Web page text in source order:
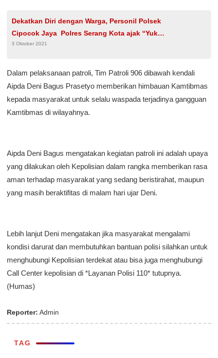
Dekatkan Diri dengan Warga, Personil Polsek
Cipocok Jaya Polres Serang Kota ajak “Yuk
Ngopi Wae”
3 Oktober 2021
Dalam pelaksanaan patroli, Tim Patroli 906 dibawah kendali
Aipda Deni Bagus Prasetyo memberikan himbauan Kamtibmas
kepada masyarakat untuk selalu waspada terjadinya gangguan
Kamtibmas di wilayahnya.
Aipda Deni Bagus mengatakan kegiatan patroli ini adalah upaya
yang dilakukan oleh Kepolisian dalam rangka memberikan rasa
aman terhadap masyarakat yang sedang beristirahat, maupun
yang masih beraktifitas di malam hari ujar Deni.
Lebih lanjut Deni mengatakan jika masyarakat mengalami
kondisi darurat dan membutuhkan bantuan polisi silahkan untuk
menghubungi Kepolisian terdekat atau bisa juga menghubungi
Call Center kepolisian di *Layanan Polisi 110* tutupnya.
(Humas)
Reporter: Admin
TAG